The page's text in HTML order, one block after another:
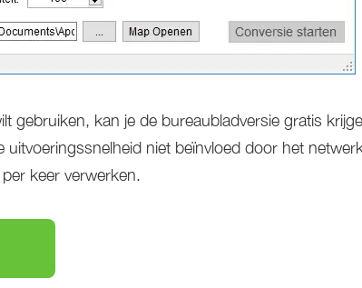
gebruiken, kan je de bureaubladversie gratis
niet beïnvloed door het
keer verwerken.